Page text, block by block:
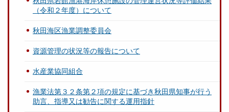
（令和２年度）について
秋田海区漁業調整委員会
資源管理の状況等の報告について
水産業協同組合
漁業法第３２条第２項の規定に基づき秋田県知事が行う
助言、指導又は勧告に関する運用指針